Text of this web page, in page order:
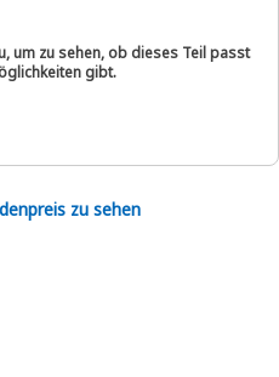
um zu sehen, ob dieses Teil passt
gibt.
zu sehen